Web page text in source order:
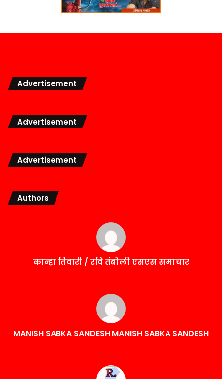
Advertisement
Advertisement
Advertisement
Authors
कान्हा तिवारी / रवि तंबोली एसएस समाचार
MANISH SABKA SANDESH MANISH SABKA SANDESH